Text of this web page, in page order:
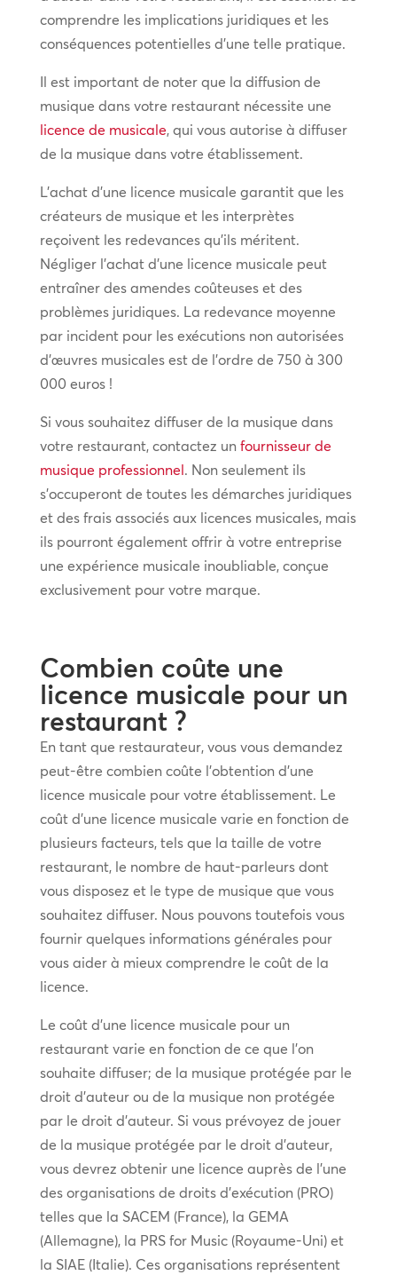
comprendre les implications juridiques et les
conséquences potentielles d’une telle pratique.
Il est important de noter que la diffusion de
musique dans votre restaurant nécessite une
licence de musicale, qui vous autorise à diffuser
de la musique dans votre établissement.
L’achat d’une licence musicale garantit que les
créateurs de musique et les interprètes
reçoivent les redevances qu’ils méritent.
Négliger l’achat d’une licence musicale peut
entraîner des amendes coûteuses et des
problèmes juridiques. La redevance moyenne
par incident pour les exécutions non autorisées
d’œuvres musicales est de l’ordre de 750 à 300
000 euros !
Si vous souhaitez diffuser de la musique dans
votre restaurant, contactez un fournisseur de
musique professionnel. Non seulement ils
s’occuperont de toutes les démarches juridiques
et des frais associés aux licences musicales, mais
ils pourront également offrir à votre entreprise
une expérience musicale inoubliable, conçue
exclusivement pour votre marque.
Combien coûte une
licence musicale pour un
restaurant ?
En tant que restaurateur, vous vous demandez
peut-être combien coûte l’obtention d’une
licence musicale pour votre établissement. Le
coût d’une licence musicale varie en fonction de
plusieurs facteurs, tels que la taille de votre
restaurant, le nombre de haut-parleurs dont
vous disposez et le type de musique que vous
souhaitez diffuser. Nous pouvons toutefois vous
fournir quelques informations générales pour
vous aider à mieux comprendre le coût de la
licence.
Le coût d’une licence musicale pour un
restaurant varie en fonction de ce que l’on
souhaite diffuser; de la musique protégée par le
droit d’auteur ou de la musique non protégée
par le droit d’auteur. Si vous prévoyez de jouer
de la musique protégée par le droit d’auteur,
vous devrez obtenir une licence auprès de l’une
des organisations de droits d’exécution (PRO)
telles que la SACEM (France), la GEMA
(Allemagne), la PRS for Music (Royaume-Uni) et
la SIAE (Italie). Ces organisations représentent